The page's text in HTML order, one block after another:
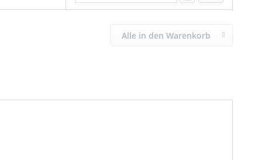
Alle in den Warenkorb